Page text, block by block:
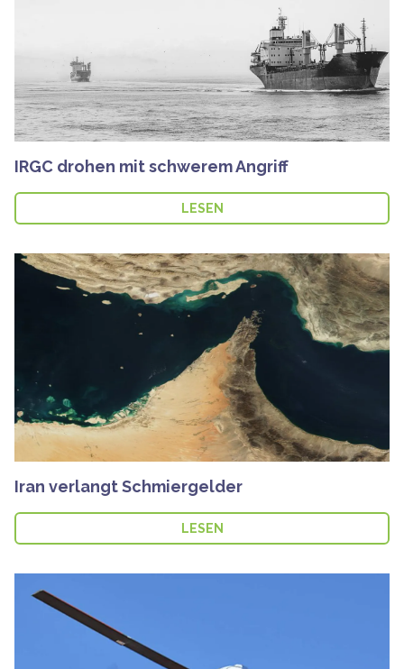
IRGC drohen mit schwerem Angriff
LESEN
Iran verlangt Schmiergelder
LESEN